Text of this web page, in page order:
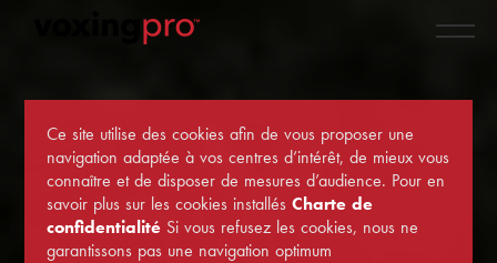
Ce site utilise des cookies afin de vous proposer une
navigation adaptée à vos centres d’intérêt, de mieux vous
connaître et de disposer de mesures d’audience. Pour en
savoir plus sur les cookies installésCharte de
confidentialité Si vous refusez les cookies, nous ne
garantissons pas une navigation optimum